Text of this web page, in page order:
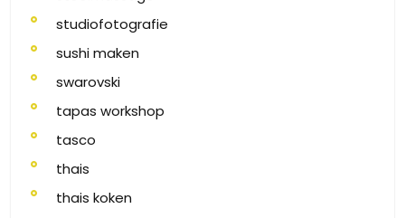
studiofotografie
sushi maken
swarovski
tapas workshop
tasco
thais
thais koken